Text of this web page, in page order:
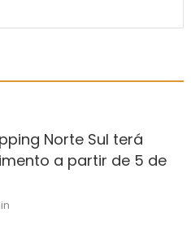
Norte Sul terá
a partir de 5 de